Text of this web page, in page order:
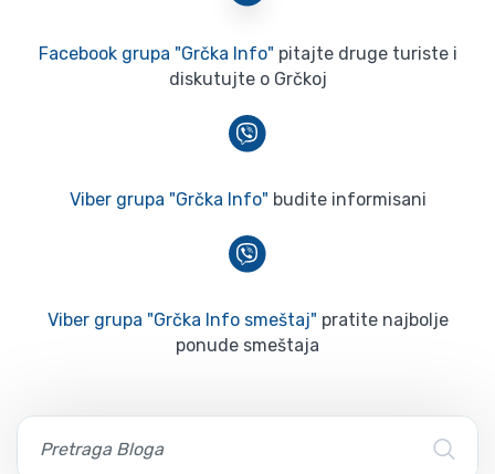
Facebook grupa "Grčka Info" pitajte druge turiste i
diskutujte o Grčkoj
Viber grupa "Grčka Info" budite informisani
Viber grupa "Grčka Info smeštaj" pratite najbolje
ponude smeštaja